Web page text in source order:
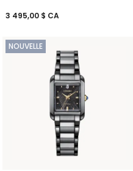
3 495,00 $ CA
NOUVELLE